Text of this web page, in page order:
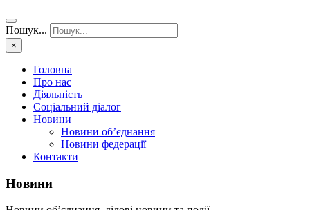
Пошук...
×
Головна
Про нас
Діяльність
Соціальний діалог
Новини
Новини об’єднання
Новини федерації
Контакти
Новини